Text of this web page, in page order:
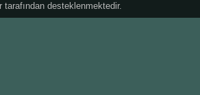
tarafından desteklenmektedir.